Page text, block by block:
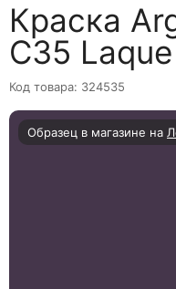
Краска
C35
Код товара: 324535
Образец в магазине на